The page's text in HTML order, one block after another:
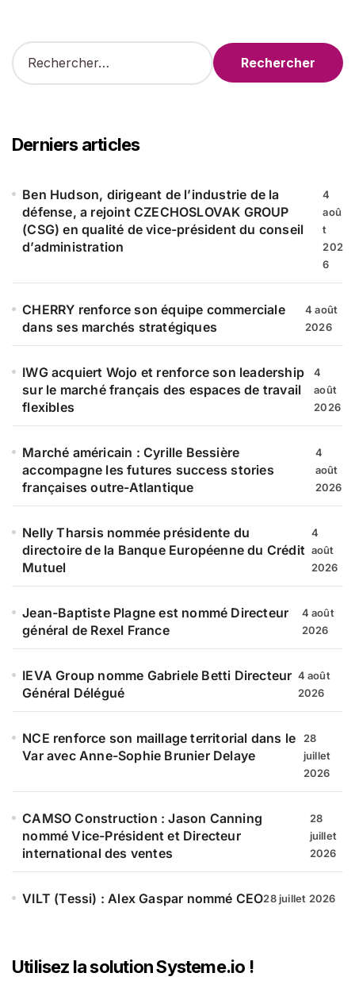
R
e
r
c
e
Derniers articles
Ben Hudson, dirigeant de l’industrie de la
défense, a rejoint CZECHOSLOVAK GROUP
(CSG) en qualité de vice-président du conseil
d’administration
4
aoû
t
202
6
CHERRY renforce son équipe commerciale
dans ses marchés stratégiques
4 août
2026
IWG acquiert Wojo et renforce son leadership
sur le marché français des espaces de travail
flexibles
4
août
2026
Marché américain : Cyrille Bessière
accompagne les futures success stories
françaises outre-Atlantique
4
août
2026
Nelly Tharsis nommée présidente du
directoire de la Banque Européenne du Crédit
Mutuel
4
août
2026
Jean-Baptiste Plagne est nommé Directeur
général de Rexel France
4 août
2026
IEVA Group nomme Gabriele Betti Directeur
Général Délégué
4 août
2026
NCE renforce son maillage territorial dans le
Var avec Anne-Sophie Brunier Delaye
28
juillet
2026
CAMSO Construction : Jason Canning
nommé Vice-Président et Directeur
international des ventes
28
juillet
2026
VILT (Tessi) : Alex Gaspar nommé CEO28 juillet 2026
Utilisez la solution Systeme.io !